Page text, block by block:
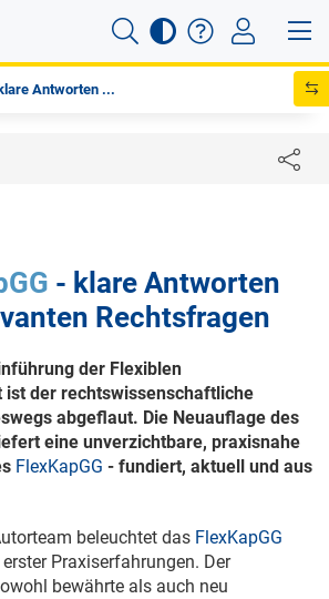
Antworten ...
- klare Antworten
Rechtsfragen
der Flexiblen
ist der rechtswissenschaftliche
abgeflaut. Die Neuauflage des
eine unverzichtbare, praxisnahe
FlexKapGG - fundiert, aktuell und aus
beleuchtet das FlexKapGG
Praxiserfahrungen. Der
bewährte als auch neu